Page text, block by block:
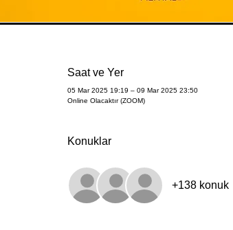
Saat ve Yer
05 Mar 2025 19:19 – 09 Mar 2025 23:50
Online Olacaktır (ZOOM)
Konuklar
+138 konuk